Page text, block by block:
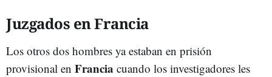
Juzgados en Francia
Los otros dos hombres ya estaban en prisión
provisional en Francia cuando los investigadores les